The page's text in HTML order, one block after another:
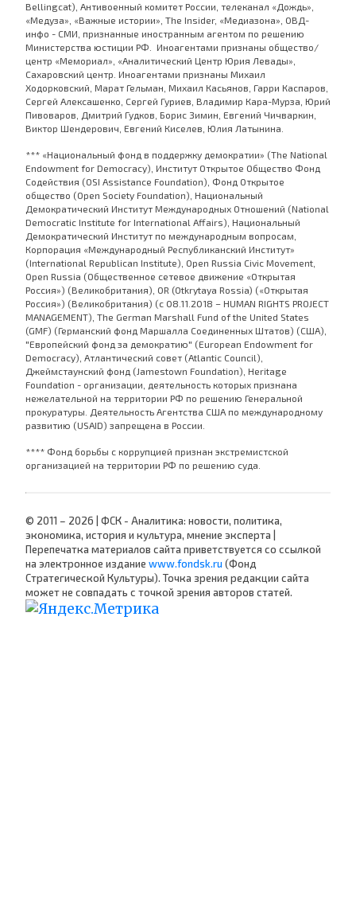
Bellingcat), Антивоенный комитет России, телеканал «Дождь»,
«Медуза», «Важные истории», The Insider, «Медиазона», ОВД-
инфо - СМИ, признанные иностранным агентом по решению
Министерства юстиции РФ. Иноагентами признаны общество/
центр «Мемориал», «Аналитический Центр Юрия Левады»,
Сахаровский центр. Иноагентами признаны Михаил
Ходорковский, Марат Гельман, Михаил Касьянов, Гарри Каспаров,
Сергей Алексашенко, Сергей Гуриев, Владимир Кара-Мурза, Юрий
Пивоваров, Дмитрий Гудков, Борис Зимин, Евгений Чичваркин,
Виктор Шендерович, Евгений Киселев, Юлия Латынина.
*** «Национальный фонд в поддержку демократии» (The National
Endowment for Democracy), Институт Открытое Общество Фонд
Содействия (OSI Assistance Foundation), Фонд Открытое
общество (Open Society Foundation), Национальный
Демократический Институт Международных Отношений (National
Democratic Institute for International Affairs), Национальный
Демократический Институт по международным вопросам,
Корпорация «Международный Республиканский Институт»
(International Republican Institute), Open Russia Civic Movement,
Open Russia (Общественное сетевое движение «Открытая
Россия») (Великобритания), OR (Otkrytaya Rossia) («Открытая
Россия») (Великобритания) (с 08.11.2018 – HUMAN RIGHTS PROJECT
MANAGEMENT), The German Marshall Fund of the United States
(GMF) (Германский фонд Маршалла Соединенных Штатов) (США),
"Европейский фонд за демократию" (European Endowment for
Democracy), Атлантический совет (Atlantic Council),
Джеймстаунский фонд (Jamestown Foundation), Heritage
Foundation - организации, деятельность которых признана
нежелательной на территории РФ по решению Генеральной
прокуратуры. Деятельность Агентства США по международному
развитию (USAID) запрещена в России.
**** Фонд борьбы с коррупцией признан экстремистской
организацией на территории РФ по решению суда.
© 2011 – 2026 | ФСК - Аналитика: новости, политика,
экономика, история и культура, мнение эксперта |
Перепечатка материалов сайта приветствуется со ссылкой
на электронное издание www.fondsk.ru (Фонд
Стратегической Культуры). Точка зрения редакции сайта
может не совпадать с точкой зрения авторов статей.